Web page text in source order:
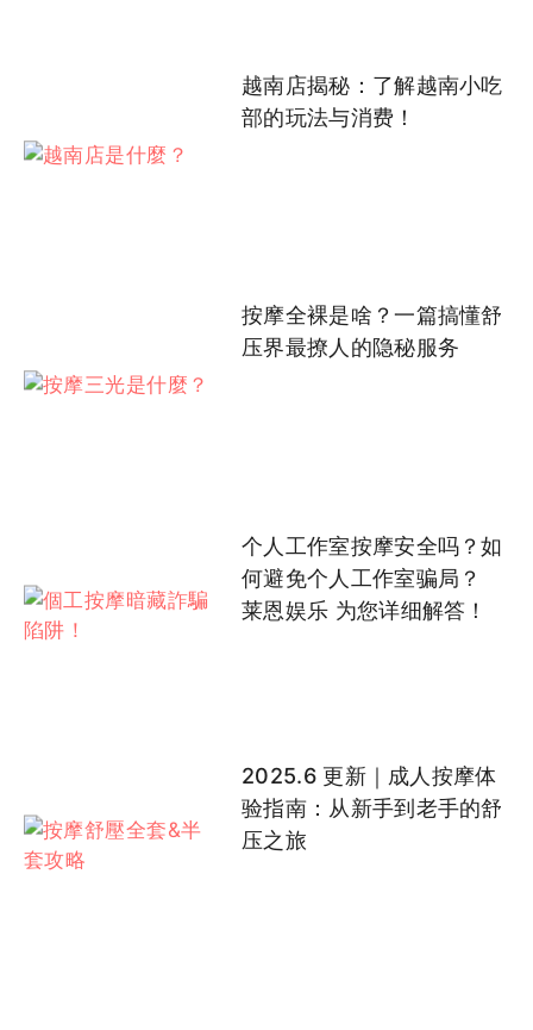
越南店揭秘：了解越南小吃
部的玩法与消费！
按摩全裸是啥？一篇搞懂舒
压界最撩人的隐秘服务
个人工作室按摩安全吗？如
何避免个人工作室骗局？
莱恩娱乐 为您详细解答！
2025.6 更新｜成人按摩体
验指南：从新手到老手的舒
压之旅